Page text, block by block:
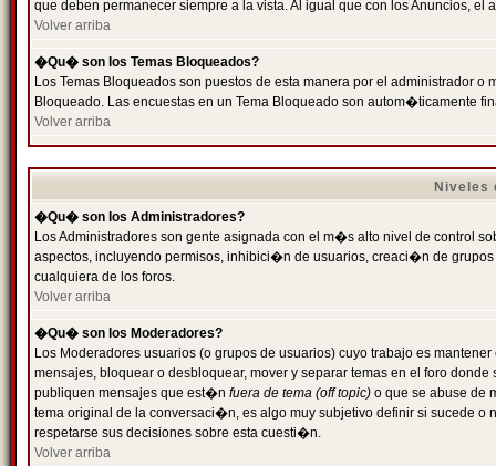
que deben permanecer siempre a la vista. Al igual que con los Anuncios,
Volver arriba
�Qu� son los Temas Bloqueados?
Los Temas Bloqueados son puestos de esta manera por el administrador
Bloqueado. Las encuestas en un Tema Bloqueado son autom�ticamente
Volver arriba
Niveles
�Qu� son los Administradores?
Los Administradores son gente asignada con el m�s alto nivel de control
aspectos, incluyendo permisos, inhibici�n de usuarios, creaci�n de
cualquiera de los foros.
Volver arriba
�Qu� son los Moderadores?
Los Moderadores usuarios (o grupos de usuarios) cuyo trabajo es
mensajes, bloquear o desbloquear, mover y separar temas en el foro
publiquen mensajes que est�n fuera de tema (off topic) o que se abuse de
tema original de la conversaci�n, es algo muy subjetivo definir si sucede
respetarse sus decisiones sobre esta cuesti�n.
Volver arriba